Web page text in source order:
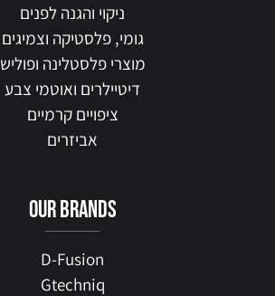
ניקוי והגנה לפנים
גומי, פלסטיקה וצמיגים
מוצרי פלסטלינה ופוליש
דיטיילרים ואוטמי צבע
ציפויים קרמיים
אביזרים
our brands
D-Fusion
Gtechniq